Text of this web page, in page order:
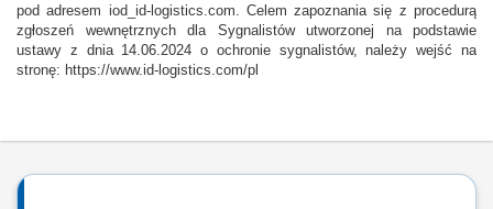
pod adresem iod_id-logistics.com. Celem zapoznania się z procedurą
zgłoszeń wewnętrznych dla Sygnalistów utworzonej na podstawie
ustawy z dnia 14.06.2024 o ochronie sygnalistów, należy wejść na
stronę: https://www.id-logistics.com/pl